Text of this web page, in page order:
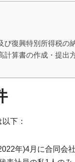
び復興特別所得税の
計算書の作成・提出
下：
年)4月に合同会